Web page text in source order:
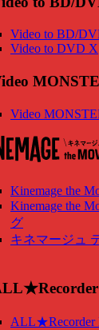
Video to BD/
Video to DVD X
Video
Kinemage the
Kinemage the
グ
キネマージュ
ALL★Recorder